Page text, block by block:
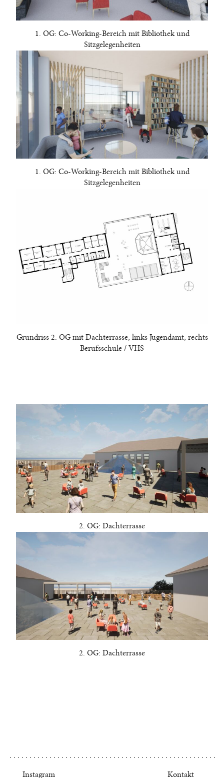
1. OG: Co-Working-Bereich mit Bibliothek und
Sitzgelegenheiten
1. OG: Co-Working-Bereich mit Bibliothek und
Sitzgelegenheiten
Grundriss 2. OG mit Dachterrasse, links Jugendamt, rechts
Berufsschule / VHS
2. OG: Dachterrasse
2. OG: Dachterrasse
Instagram Kontakt